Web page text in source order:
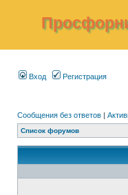
Вход Регистрация
Сообщения без ответов |
Список форумов